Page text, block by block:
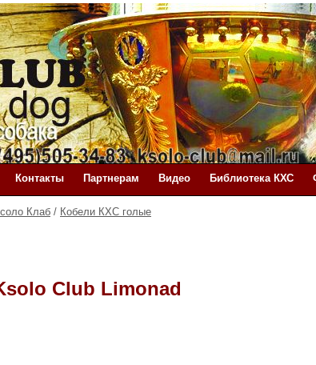
Контакты Партнерам Видео Библиотека КХС
Клаб / Кобели КХС голые
Club Limonad